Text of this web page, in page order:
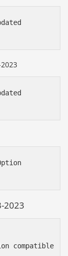
2023
compatible